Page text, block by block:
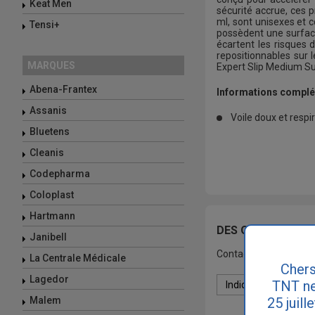
Keat Men
Tensi+
MARQUES
Abena-Frantex
Assanis
Bluetens
Cleanis
Codepharma
Coloplast
Hartmann
Janibell
La Centrale Médicale
Lagedor
Malem
sécurité accrue, ces
ml, sont unisexes et
possèdent une
écartent les risques
repositionnables sur
Expert Slip Medium
Informations
Voile doux et
DES QUESTIONS
Contactez-nous ou
TNT
25